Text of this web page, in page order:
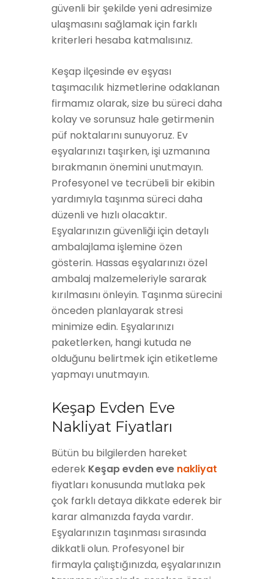
güvenli bir şekilde yeni adresimize
ulaşmasını sağlamak için farklı
kriterleri hesaba katmalısınız.
Keşap ilçesinde ev eşyası
taşımacılık hizmetlerine odaklanan
firmamız olarak, size bu süreci daha
kolay ve sorunsuz hale getirmenin
püf noktalarını sunuyoruz. Ev
eşyalarınızı taşırken, işi uzmanına
bırakmanın önemini unutmayın.
Profesyonel ve tecrübeli bir ekibin
yardımıyla taşınma süreci daha
düzenli ve hızlı olacaktır.
Eşyalarınızın güvenliği için detaylı
ambalajlama işlemine özen
gösterin. Hassas eşyalarınızı özel
ambalaj malzemeleriyle sararak
kırılmasını önleyin. Taşınma sürecini
önceden planlayarak stresi
minimize edin. Eşyalarınızı
paketlerken, hangi kutuda ne
olduğunu belirtmek için etiketleme
yapmayı unutmayın.
Keşap Evden Eve
Nakliyat Fiyatları
Bütün bu bilgilerden hareket
ederek Keşap evden eve nakliyat
fiyatları konusunda mutlaka pek
çok farklı detaya dikkate ederek bir
karar almanızda fayda vardır.
Eşyalarınızın taşınması sırasında
dikkatli olun. Profesyonel bir
firmayla çalıştığınızda, eşyalarınızın